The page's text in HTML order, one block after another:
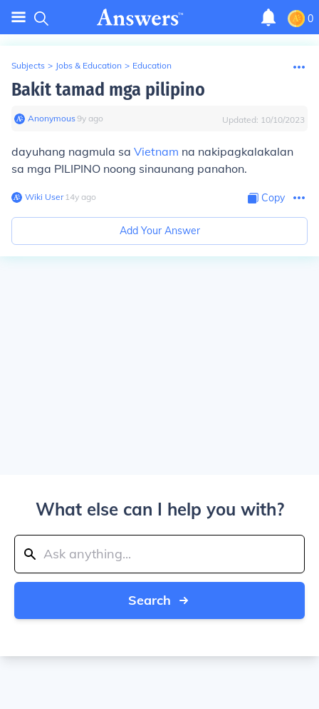
0
Subjects > Jobs & Education > Education
Bakit tamad mga pilipino
Anonymous∙9y ago Updated: 10/10/2023
dayuhang nagmula sa Vietnam na nakipagkalakalan
sa mga PILIPINO noong sinaunang panahon.
Wiki User∙14y ago Copy
Add Your Answer
What else can I help you with?
Search